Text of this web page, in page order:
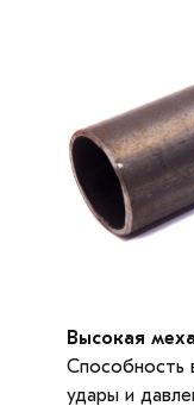
Высокая
Способность
удары и